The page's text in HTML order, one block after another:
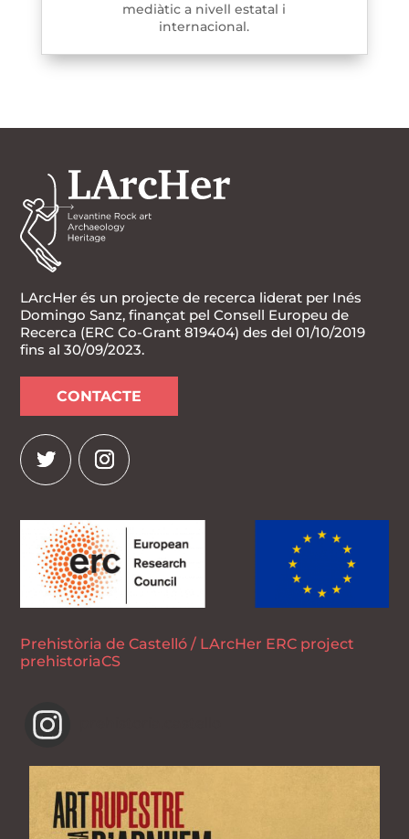
mediàtic a nivell estatal i
internacional.
LArcHer és un projecte de recerca liderat per Inés
Domingo Sanz, finançat pel Consell Europeu de
Recerca (ERC Co-Grant 819404) des del 01/10/2019
fins al 30/09/2023.
CONTACTE
Prehistòria de Castelló / LArcHer ERC project
prehistoriaCS